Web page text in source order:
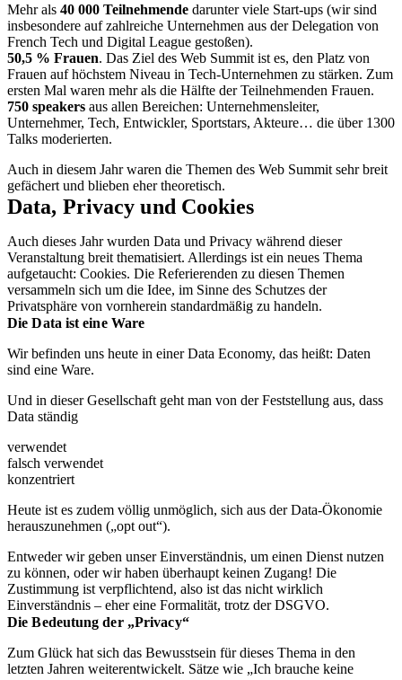
Mehr als 40 000 Teilnehmende darunter viele Start-ups (wir sind
insbesondere auf zahlreiche Unternehmen aus der Delegation von
French Tech und Digital League gestoßen).
50,5 % Frauen. Das Ziel des Web Summit ist es, den Platz von
Frauen auf höchstem Niveau in Tech-Unternehmen zu stärken. Zum
ersten Mal waren mehr als die Hälfte der Teilnehmenden Frauen.
750 speakers aus allen Bereichen: Unternehmensleiter,
Unternehmer, Tech, Entwickler, Sportstars, Akteure… die über 1300
Talks moderierten.
Auch in diesem Jahr waren die Themen des Web Summit sehr breit
gefächert und blieben eher theoretisch.
Data, Privacy und Cookies
Auch dieses Jahr wurden Data und Privacy während dieser
Veranstaltung breit thematisiert. Allerdings ist ein neues Thema
aufgetaucht: Cookies. Die Referierenden zu diesen Themen
versammeln sich um die Idee, im Sinne des Schutzes der
Privatsphäre von vornherein standardmäßig zu handeln.
Die Data ist eine Ware
Wir befinden uns heute in einer Data Economy, das heißt: Daten
sind eine Ware.
Und in dieser Gesellschaft geht man von der Feststellung aus, dass
Data ständig
verwendet
falsch verwendet
konzentriert
Heute ist es zudem völlig unmöglich, sich aus der Data-Ökonomie
herauszunehmen („opt out“).
Entweder wir geben unser Einverständnis, um einen Dienst nutzen
zu können, oder wir haben überhaupt keinen Zugang! Die
Zustimmung ist verpflichtend, also ist das nicht wirklich
Einverständnis – eher eine Formalität, trotz der DSGVO.
Die Bedeutung der „Privacy“
Zum Glück hat sich das Bewusstsein für dieses Thema in den
letzten Jahren weiterentwickelt. Sätze wie „Ich brauche keine